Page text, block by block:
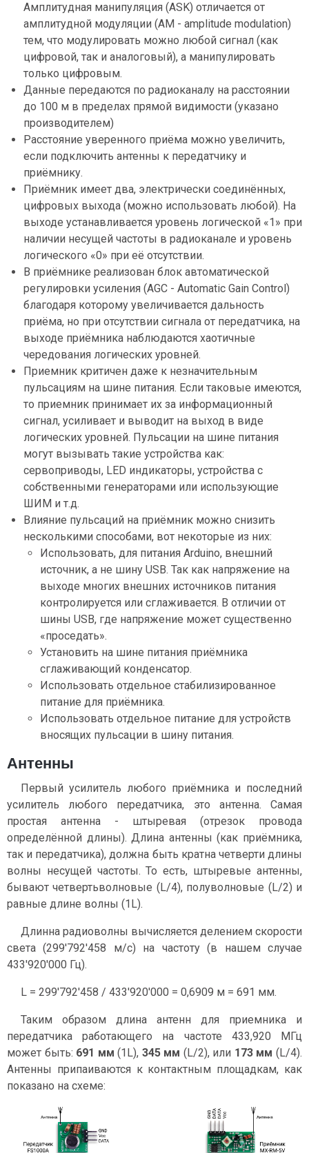
Амплитудная манипуляция (ASK) отличается от
амплитудной модуляции (AM - amplitude modulation)
тем, что модулировать можно любой сигнал (как
цифровой, так и аналоговый), а манипулировать
только цифровым.
Данные передаются по радиоканалу на расстоянии
до 100 м в пределах прямой видимости (указано
производителем)
Расстояние уверенного приёма можно увеличить,
если подключить антенны к передатчику и
приёмнику.
Приёмник имеет два, электрически соединённых,
цифровых выхода (можно использовать любой). На
выходе устанавливается уровень логической «1» при
наличии несущей частоты в радиоканале и уровень
логического «0» при её отсутствии.
В приёмнике реализован блок автоматической
регулировки усиления (AGC - Automatic Gain Control)
благодаря которому увеличивается дальность
приёма, но при отсутствии сигнала от передатчика, на
выходе приёмника наблюдаются хаотичные
чередования логических уровней.
Приемник критичен даже к незначительным
пульсациям на шине питания. Если таковые имеются,
то приемник принимает их за информационный
сигнал, усиливает и выводит на выход в виде
логических уровней. Пульсации на шине питания
могут вызывать такие устройства как:
сервоприводы, LED индикаторы, устройства с
собственными генераторами или использующие
ШИМ и т.д.
Влияние пульсаций на приёмник можно снизить
несколькими способами, вот некоторые из них:
Использовать, для питания Arduino, внешний
источник, а не шину USB. Так как напряжение на
выходе многих внешних источников питания
контролируется или сглаживается. В отличии от
шины USB, где напряжение может существенно
«проседать».
Установить на шине питания приёмника
сглаживающий конденсатор.
Использовать отдельное стабилизированное
питание для приёмника.
Использовать отдельное питание для устройств
вносящих пульсации в шину питания.
Антенны
Первый усилитель любого приёмника и последний
усилитель любого передатчика, это антенна. Самая
простая антенна - штыревая (отрезок провода
определённой длины). Длина антенны (как приёмника,
так и передатчика), должна быть кратна четверти длины
волны несущей частоты. То есть, штыревые антенны,
бывают четвертьволновые (L/4), полуволновые (L/2) и
равные длине волны (1L).
Длинна радиоволны вычисляется делением скорости
света (299'792'458 м/с) на частоту (в нашем случае
433'920'000 Гц).
L = 299'792'458 / 433'920'000 = 0,6909 м = 691 мм.
Таким образом длина антенн для приемника и
передатчика работающего на частоте 433,920 МГц
может быть: 691 мм (1L), 345 мм (L/2), или 173 мм (L/4).
Антенны припаиваются к контактным площадкам, как
показано на схеме: